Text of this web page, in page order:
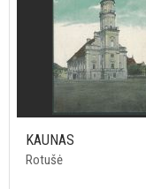
KAUNAS
Rotušė